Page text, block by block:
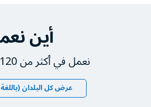
أين
نعمل في أكثر من 120 بلدًا و إقليمًا
عرض كل البلدان (باللغة